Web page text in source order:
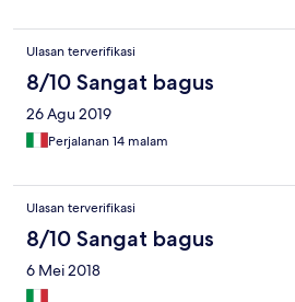
Ulasan terverifikasi
8/10 Sangat bagus
26 Agu 2019
Perjalanan 14 malam
Ulasan terverifikasi
8/10 Sangat bagus
6 Mei 2018